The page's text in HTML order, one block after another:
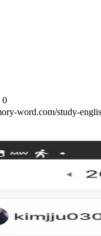
0
word.com/study-